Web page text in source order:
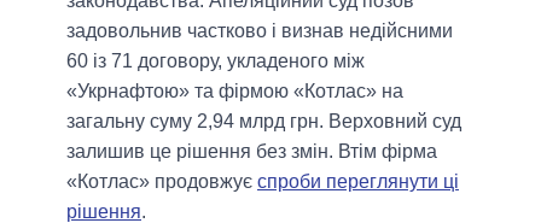
задовольнив частково і визнав недійсними
60 із 71 договору, укладеного між
«Укрнафтою» та фірмою «Котлас» на
загальну суму 2,94 млрд грн. Верховний суд
залишив це рішення без змін. Втім фірма
«Котлас» продовжує спроби переглянути ці
рішення.